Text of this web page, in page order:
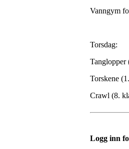
Vanngym
Torsdag:
Tanglopper
Torskene
Crawl (8.
Logg inn